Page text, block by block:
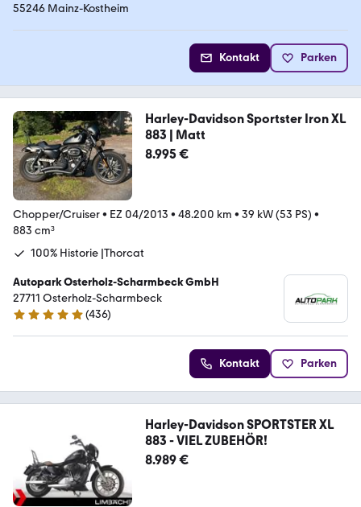
55246 Mainz-Kostheim
Kontakt Parken
Harley-Davidson Sportster Iron XL
883 | Matt
8.995 €
Chopper/Cruiser• EZ 04/2013 • 48.200 km • 39 kW (53 PS) •
883 cm³
100% Historie |Thorcat
Autopark Osterholz-Scharmbeck GmbH
27711 Osterholz-Scharmbeck
4.9 Sterne
(436)
Kontakt Parken
Harley-Davidson SPORTSTER XL
883 - VIEL ZUBEHÖR!
8.989 €